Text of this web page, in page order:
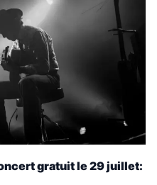
gratuit le 29 juillet: